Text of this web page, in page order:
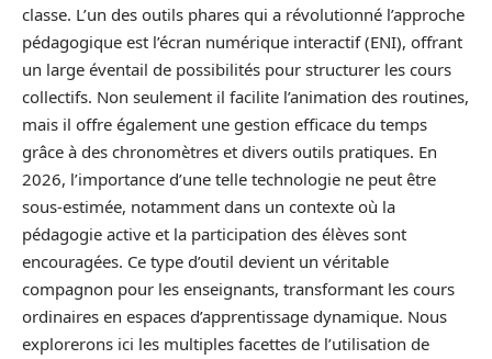
classe. L’un des outils phares qui a révolutionné l’approche
pédagogique est l’écran numérique interactif (ENI), offrant
un large éventail de possibilités pour structurer les cours
collectifs. Non seulement il facilite l’animation des routines,
mais il offre également une gestion efficace du temps
grâce à des chronomètres et divers outils pratiques. En
2026, l’importance d’une telle technologie ne peut être
sous-estimée, notamment dans un contexte où la
pédagogie active et la participation des élèves sont
encouragées. Ce type d’outil devient un véritable
compagnon pour les enseignants, transformant les cours
ordinaires en espaces d’apprentissage dynamique. Nous
explorerons ici les multiples facettes de l’utilisation de